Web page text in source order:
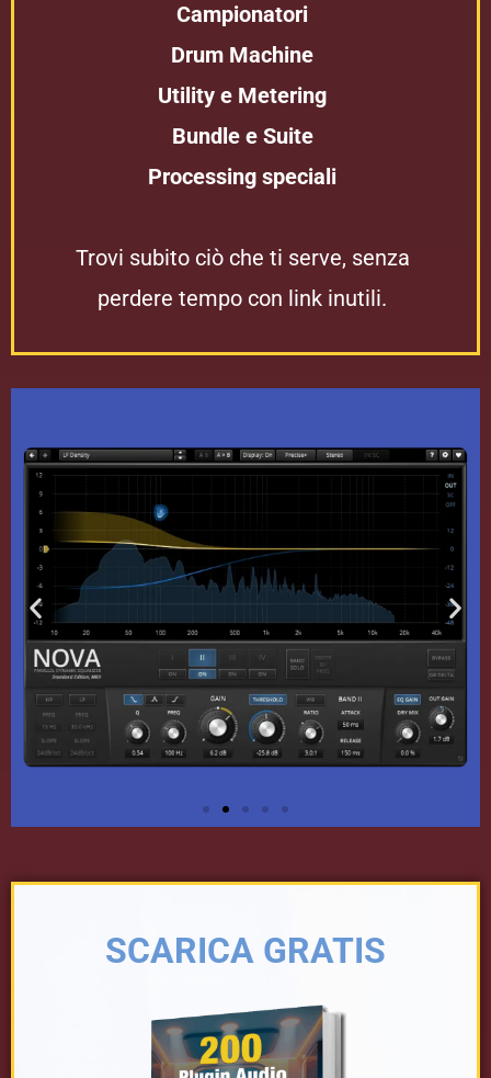
Campionatori
Drum Machine
Utility e Metering
Bundle e Suite
Processing speciali
Trovi subito ciò che ti serve, senza
perdere tempo con link inutili.
Scarica
SCARICA GRATIS